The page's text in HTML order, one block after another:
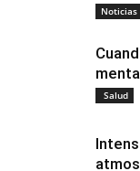
Noticias
Salud